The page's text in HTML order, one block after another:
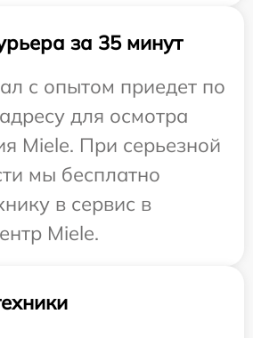
за 35 минут
с опытом приедет по
для осмотра
Miele. При серьезной
мы бесплатно
в сервис в
Miele.